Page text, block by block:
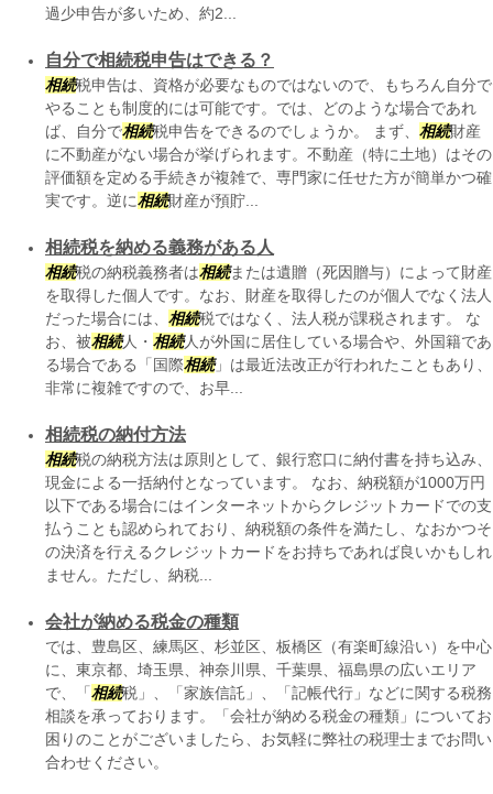
過少申告が多いため、約2...
自分で相続税申告はできる？
相続税申告は、資格が必要なものではないので、もちろん自分で
やることも制度的には可能です。では、どのような場合であれ
ば、自分で相続税申告をできるのでしょうか。 まず、 相続財産
に不動産がない場合が挙げられます。不動産（特に土地）はその
評価額を定める手続きが複雑で、専門家に任せた方が簡単かつ確
実です。逆に相続財産が預貯...
相続税を納める義務がある人
相続税の納税義務者は相続または遺贈（死因贈与）によって財産
を取得した個人です。なお、財産を取得したのが個人でなく法人
だった場合には、 相続税ではなく、法人税が課税されます。 な
お、被相続人・ 相続人が外国に居住している場合や、外国籍であ
る場合である「国際相続」は最近法改正が行われたこともあり、
非常に複雑ですので、お早...
相続税の納付方法
相続税の納税方法は原則として、銀行窓口に納付書を持ち込み、
現金による一括納付となっています。 なお、納税額が1000万円
以下である場合にはインターネットからクレジットカードでの支
払うことも認められており、納税額の条件を満たし、なおかつそ
の決済を行えるクレジットカードをお持ちであれば良いかもしれ
ません。ただし、納税...
会社が納める税金の種類
では、豊島区、練馬区、杉並区、板橋区（有楽町線沿い）を中心
に、東京都、埼玉県、神奈川県、千葉県、福島県の広いエリア
で、「 相続税」、「家族信託」、「記帳代行」などに関する税務
相談を承っております。「会社が納める税金の種類」についてお
困りのことがございましたら、お気軽に弊社の税理士までお問い
合わせください。